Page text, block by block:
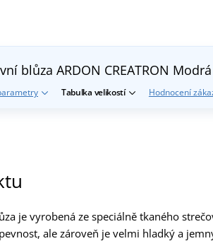
blůza ARDON CREATRON Modrá
Tabulka velikostí Hodnocení
je vyrobená ze speciálně tkaného
ale zároveň je velmi hladký a